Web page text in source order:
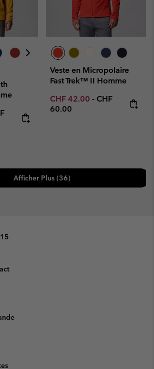
price:
Veste en Micropolaire
Fast Trek™ II Homme
Minimum sale price:
CHF 42.00 - Maximum
CHF
60.00
Afficher Plus (36)